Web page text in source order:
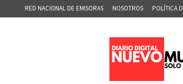
RED NACIONAL DE EMISORAS NOSOTROS POLÍTICA